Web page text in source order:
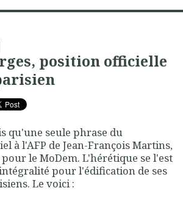
position officielle
qu'une seule phrase du
à l'AFP de Jean-François Martins,
le MoDem. L'hérétique se l'est
pour l'édification de ses
Le voici :